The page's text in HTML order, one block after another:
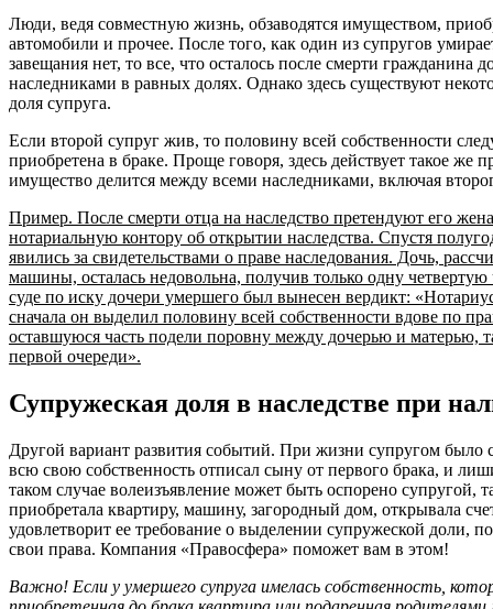
Люди, ведя совместную жизнь, обзаводятся имуществом,
автомобили и прочее. После того, как один из супругов
завещания нет, то все, что осталось после смерти
наследниками в равных долях. Однако здесь существуют
доля супруга.
Если второй супруг жив, то половину всей собственности
приобретена в браке. Проще говоря, здесь действует такое же
имущество делится между всеми наследниками, включая
Пример. После смерти отца на наследство претендуют его
нотариальную контору об открытии наследства. Спустя
явились за свидетельствами о праве наследования. Дочь,
машины, осталась недовольна, получив только одну четвертую
суде по иску дочери умершего был вынесен вердикт:
сначала он выделил половину всей собственности вдове по
оставшуюся часть подели поровну между дочерью и матерью,
первой очереди».
Супружеская доля в наследстве при
Другой вариант развития событий. При жизни супругом было
всю свою собственность отписал сыну от первого брака, и
таком случае волеизъявление может быть оспорено супругой,
приобретала квартиру, машину, загородный дом, открывала
удовлетворит ее требование о выделении супружеской доли,
свои права. Компания «Правосфера» поможет вам в этом!
Важно! Если у умершего супруга имелась собственность,